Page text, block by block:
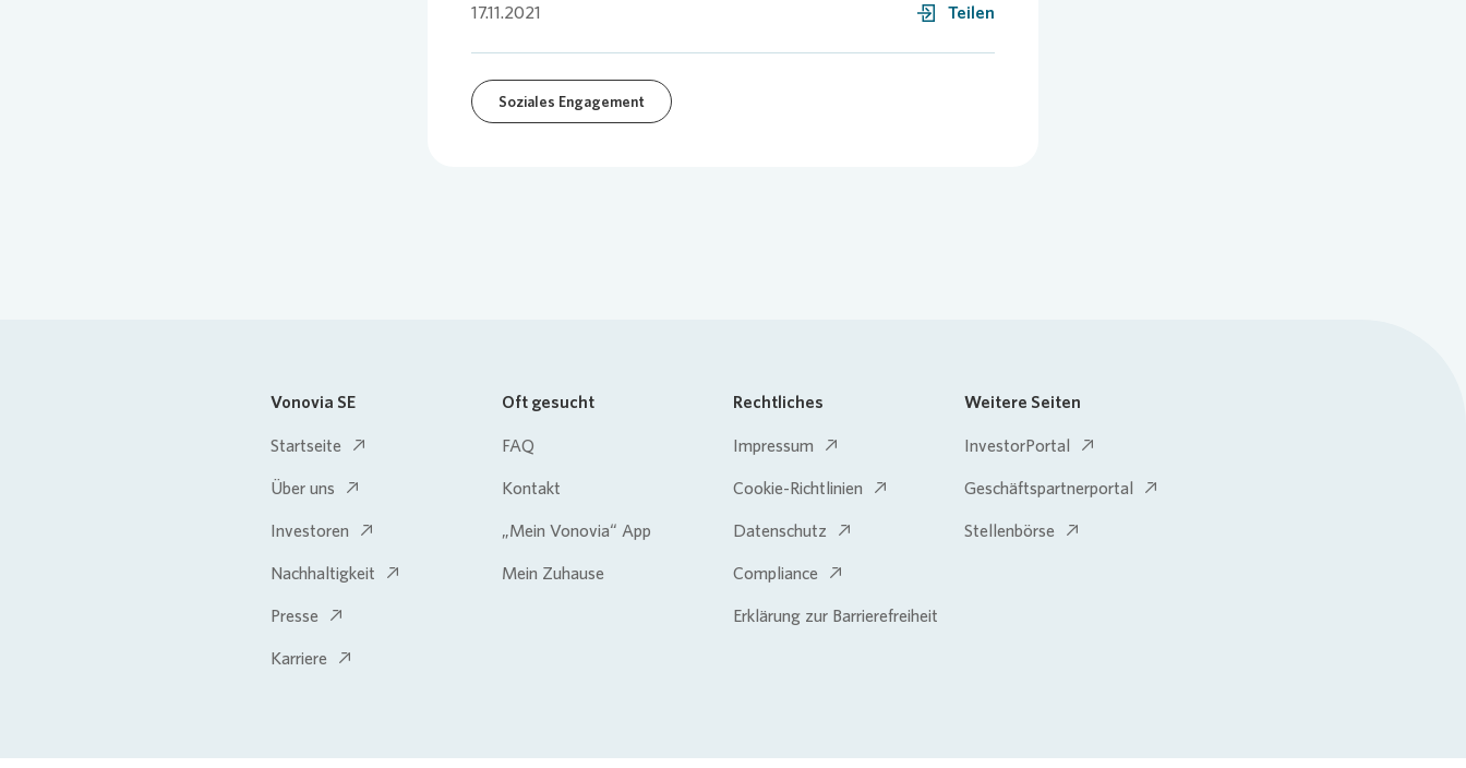
17.11.2021 Teilen
Soziales Engagement
Vonovia SE
Startseite
Über uns
Investoren
Nachhaltigkeit
Presse
Karriere
Oft gesucht
FAQ
Kontakt
„Mein Vonovia“ App
Mein Zuhause
Rechtliches
Impressum
Cookie-Richtlinien
Datenschutz
Compliance
Erklärung zur Barrierefreiheit
Weitere Seiten
InvestorPortal
Geschäftspartnerportal
Stellenbörse